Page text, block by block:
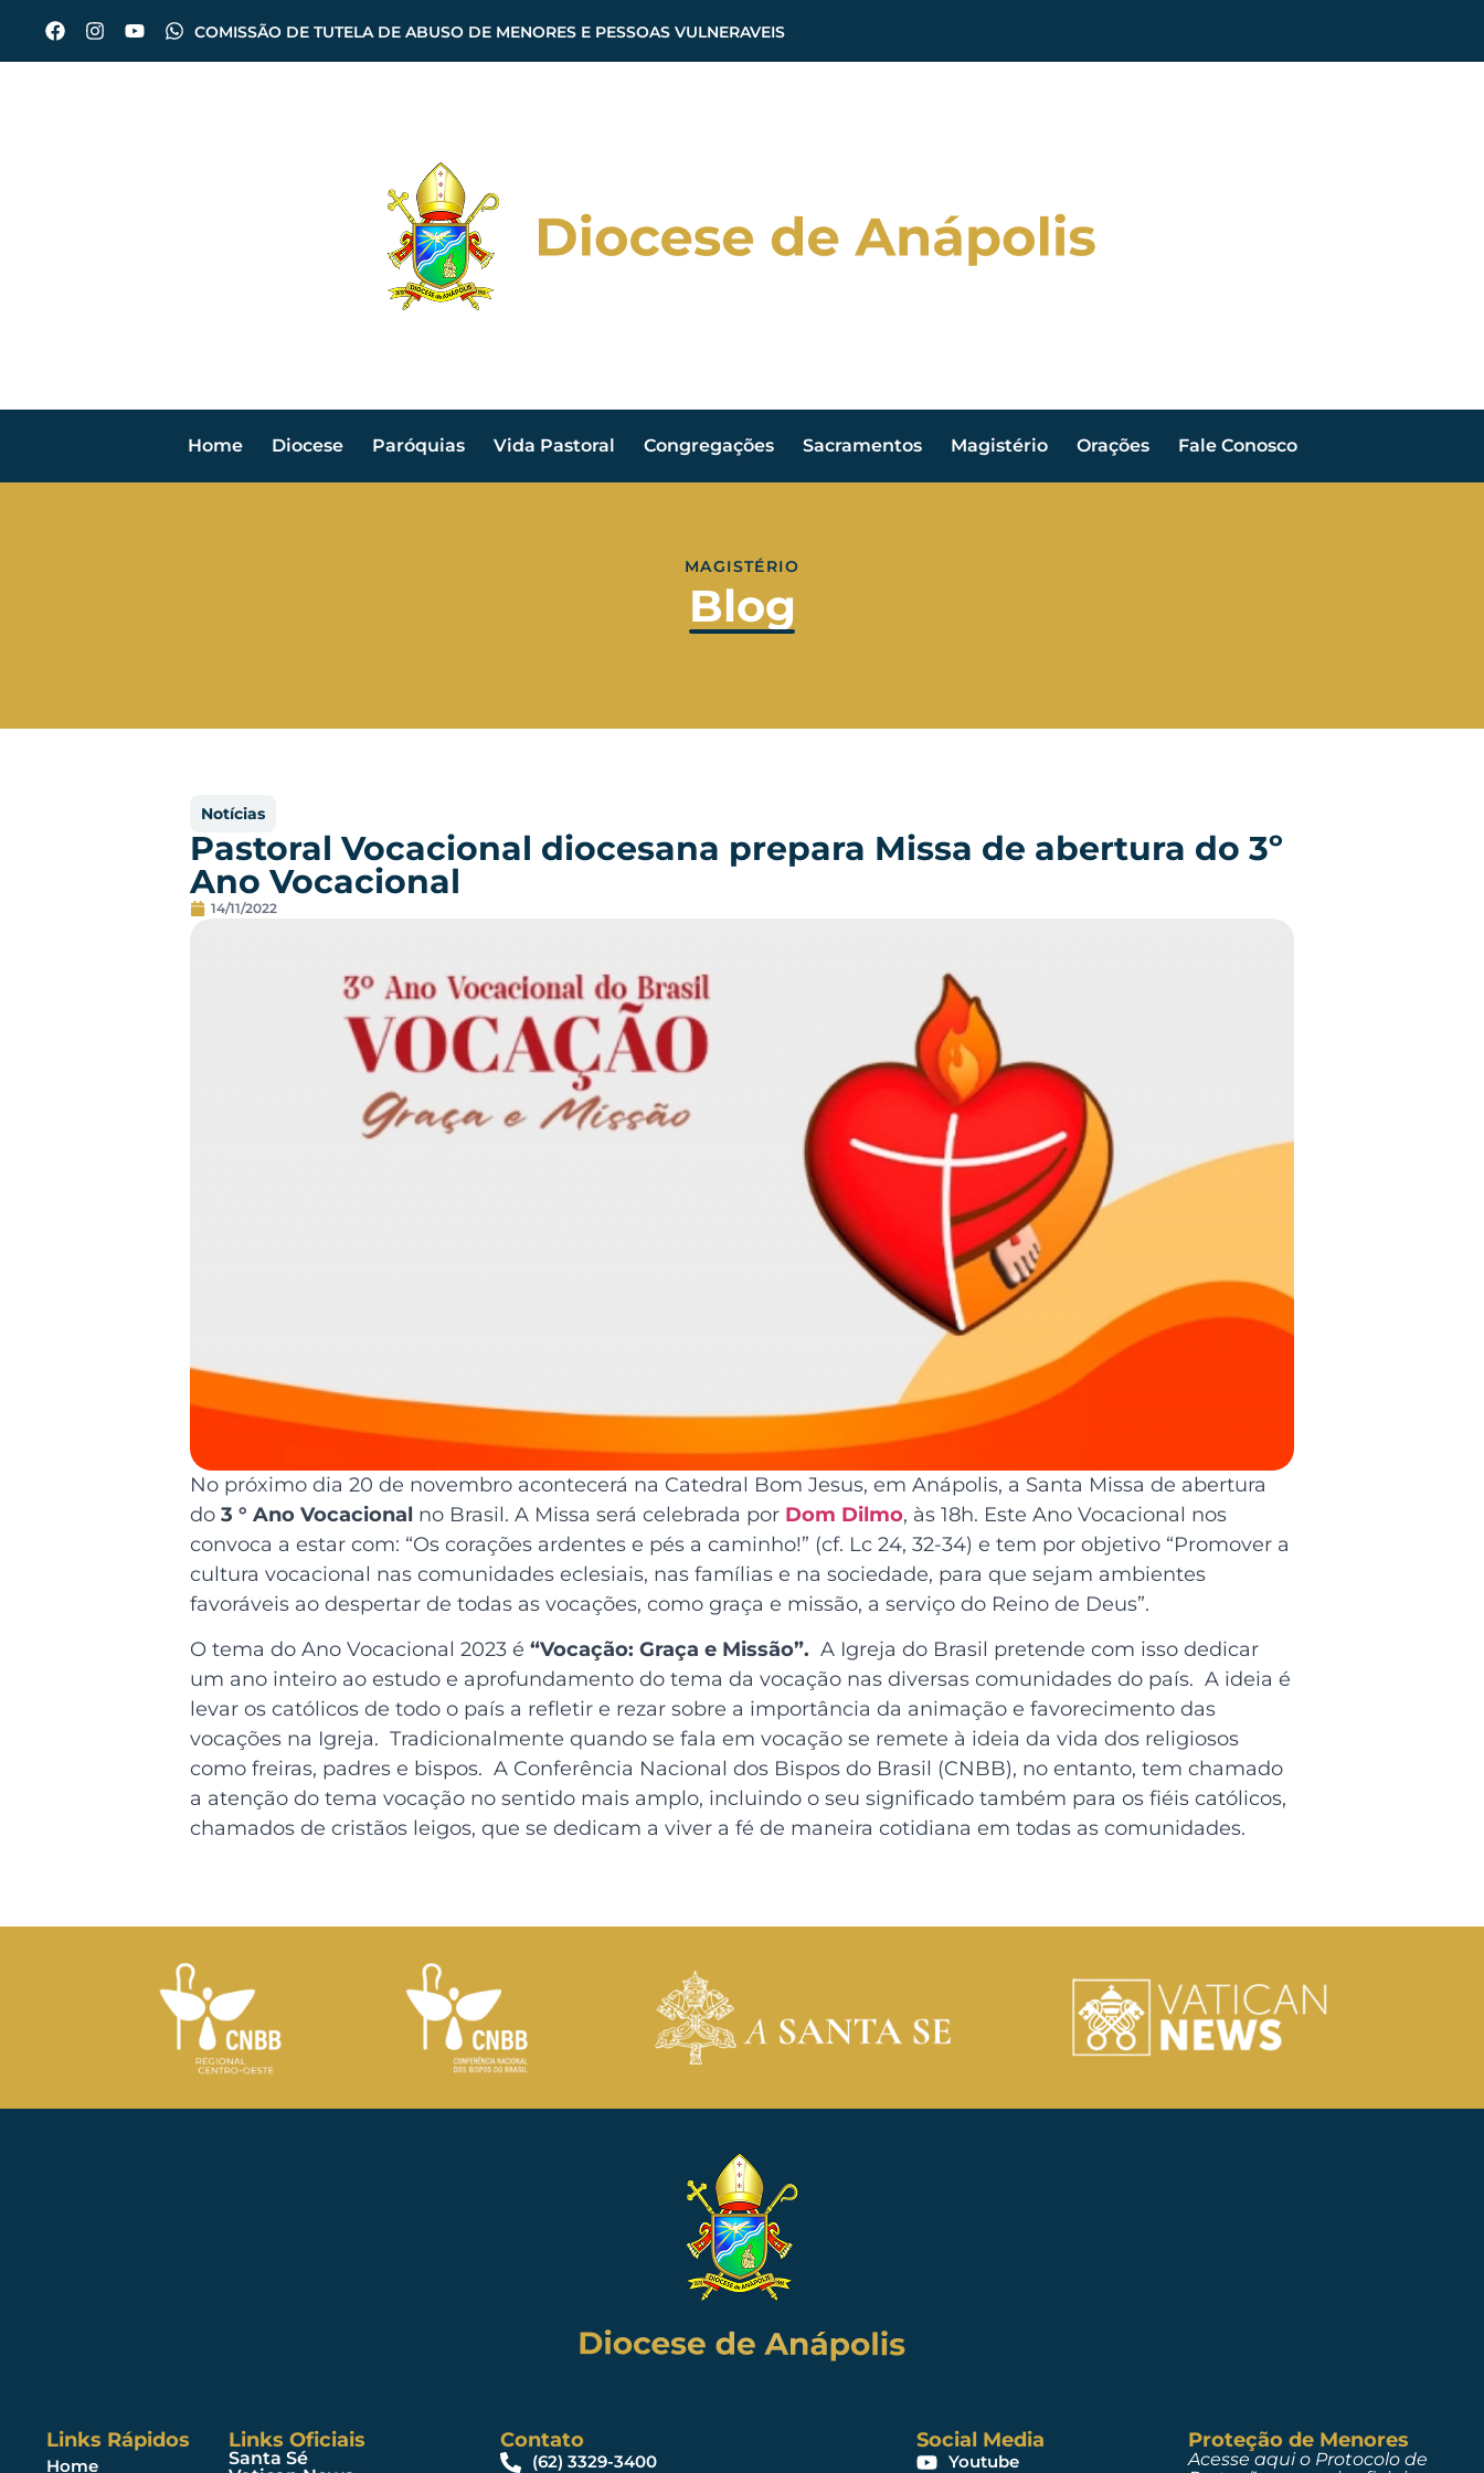
COMISSÃO DE TUTELA DE ABUSO DE MENORES E PESSOAS VULNERAVEIS
Home Diocese Paróquias Vida Pastoral Congregações Sacramentos Magistério Orações Fale Conosco
MAGISTÉRIO
Blog
Notícias
Pastoral Vocacional diocesana prepara Missa de abertura do 3º
Ano Vocacional
14/11/2022
No próximo dia 20 de novembro acontecerá na Catedral Bom Jesus, em Anápolis, a Santa Missa de abertura
do 3 ° Ano Vocacional no Brasil. A Missa será celebrada por Dom Dilmo, às 18h. Este Ano Vocacional nos
convoca a estar com: “Os corações ardentes e pés a caminho!” (cf. Lc 24, 32-34) e tem por objetivo “Promover a
cultura vocacional nas comunidades eclesiais, nas famílias e na sociedade, para que sejam ambientes
favoráveis ao despertar de todas as vocações, como graça e missão, a serviço do Reino de Deus”.
O tema do Ano Vocacional 2023 é “Vocação: Graça e Missão”. A Igreja do Brasil pretende com isso dedicar
um ano inteiro ao estudo e aprofundamento do tema da vocação nas diversas comunidades do país. A ideia é
levar os católicos de todo o país a refletir e rezar sobre a importância da animação e favorecimento das
vocações na Igreja. Tradicionalmente quando se fala em vocação se remete à ideia da vida dos religiosos
como freiras, padres e bispos. A Conferência Nacional dos Bispos do Brasil (CNBB), no entanto, tem chamado
a atenção do tema vocação no sentido mais amplo, incluindo o seu significado também para os fiéis católicos,
chamados de cristãos leigos, que se dedicam a viver a fé de maneira cotidiana em todas as comunidades.
Links Rápidos
Home
Links Oficiais
Santa Sé
Contato
(62) 3329-3400
Social Media
Youtube
Proteção de Menores
Acesse aqui o Protocolo de